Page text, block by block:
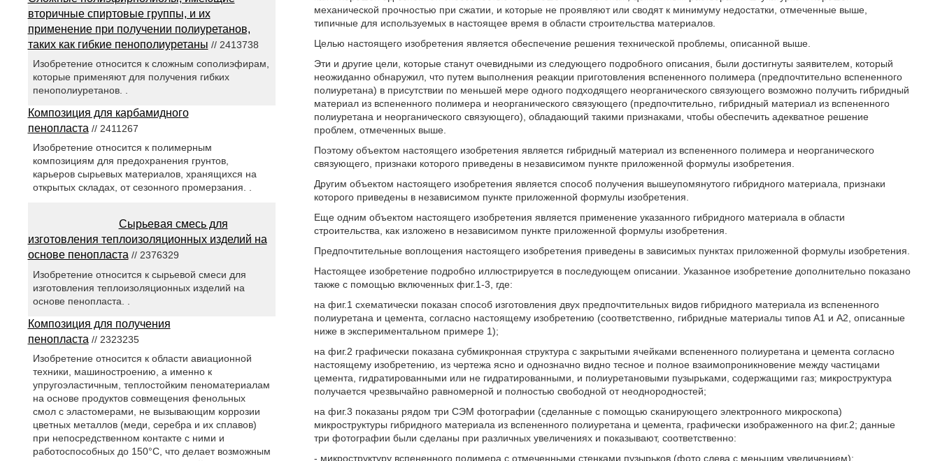
механической прочностью при сжатии, и которые не проявляют или сводят к минимуму недостатки, отмеченные выше,
типичные для используемых в настоящее время в области строительства материалов.
Целью настоящего изобретения является обеспечение решения технической проблемы, описанной выше.
Эти и другие цели, которые станут очевидными из следующего подробного описания, были достигнуты заявителем, который
неожиданно обнаружил, что путем выполнения реакции приготовления вспененного полимера (предпочтительно вспененного
полиуретана) в присутствии по меньшей мере одного подходящего неорганического связующего возможно получить гибридный
материал из вспененного полимера и неорганического связующего (предпочтительно, гибридный материал из вспененного
полиуретана и неорганического связующего), обладающий такими признаками, чтобы обеспечить адекватное решение
проблем, отмеченных выше.
Поэтому объектом настоящего изобретения является гибридный материал из вспененного полимера и неорганического
связующего, признаки которого приведены в независимом пункте приложенной формулы изобретения.
Другим объектом настоящего изобретения является способ получения вышеупомянутого гибридного материала, признаки
которого приведены в независимом пункте приложенной формулы изобретения.
Еще одним объектом настоящего изобретения является применение указанного гибридного материала в области
строительства, как изложено в независимом пункте приложенной формулы изобретения.
Предпочтительные воплощения настоящего изобретения приведены в зависимых пунктах приложенной формулы изобретения.
Настоящее изобретение подробно иллюстрируется в последующем описании. Указанное изобретение дополнительно показано
также с помощью включенных фиг.1-3, где:
на фиг.1 схематически показан способ изготовления двух предпочтительных видов гибридного материала из вспененного
полиуретана и цемента, согласно настоящему изобретению (соответственно, гибридные материалы типов А1 и А2, описанные
ниже в экспериментальном примере 1);
на фиг.2 графически показана субмикронная структура с закрытыми ячейками вспененного полиуретана и цемента согласно
настоящему изобретению, из чертежа ясно и однозначно видно тесное и полное взаимопроникновение между частицами
цемента, гидратированными или не гидратированными, и полиуретановыми пузырьками, содержащими газ; микроструктура
получается чрезвычайно равномерной и полностью свободной от неоднородностей;
на фиг.3 показаны рядом три СЭМ фотографии (сделанные с помощью сканирующего электронного микроскопа)
микроструктуры гибридного материала из вспененного полиуретана и цемента, графически изображенного на фиг.2; данные
три фотографии были сделаны при различных увеличениях и показывают, соответственно:
- микроструктуру вспененного полимера с отмеченными стенками пузырьков (фото слева с меньшим увеличением);
вторичные спиртовые группы, и их
применение при получении полиуретанов,
таких как гибкие пенополиуретаны // 2413738
Изобретение относится к сложным сополиэфирам,
которые применяют для получения гибких
пенополиуретанов. .
Композиция для карбамидного
пенопласта// 2411267
Изобретение относится к полимерным
композициям для предохранения грунтов,
карьеров сырьевых материалов, хранящихся на
открытых складах, от сезонного промерзания. .
Сырьевая смесь для
изготовления теплоизоляционных изделий на
основе пенопласта// 2376329
Изобретение относится к сырьевой смеси для
изготовления теплоизоляционных изделий на
основе пенопласта. .
Композиция для получения
пенопласта // 2323235
Изобретение относится к области авиационной
техники, машиностроению, а именно к
упругоэластичным, теплостойким пеноматериалам
на основе продуктов совмещения фенольных
смол с эластомерами, не вызывающим коррозии
цветных металлов (меди, серебра и их сплавов)
при непосредственном контакте с ними и
работоспособных до 150°С, что делает возможным